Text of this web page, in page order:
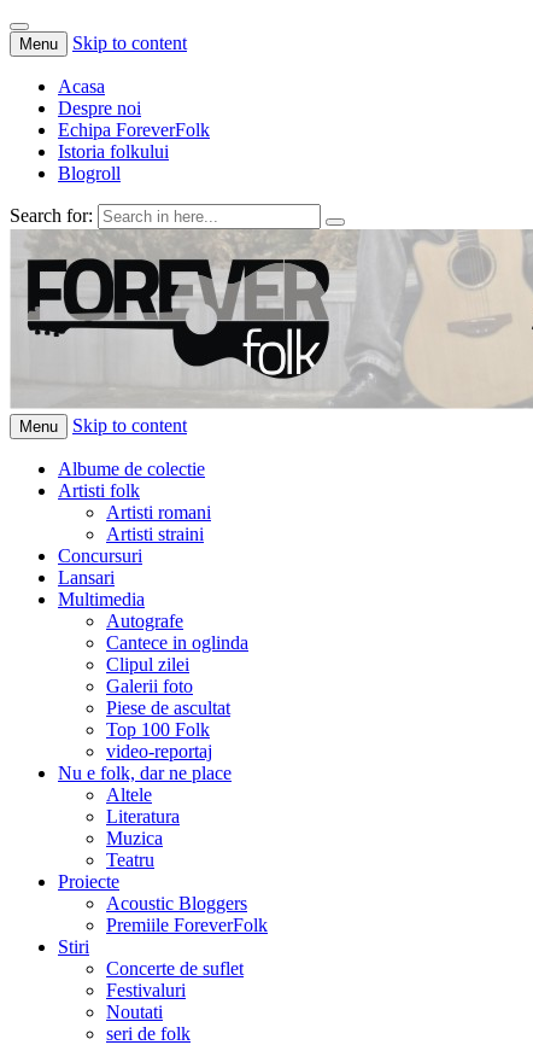
Menu Skip to content
Acasa
Despre noi
Echipa ForeverFolk
Istoria folkului
Blogroll
Search for:
ForeverFolk
Muzica sufletului tau
Menu Skip to content
Albume de colectie
Artisti folk
Artisti romani
Artisti straini
Concursuri
Lansari
Multimedia
Autografe
Cantece in oglinda
Clipul zilei
Galerii foto
Piese de ascultat
Top 100 Folk
video-reportaj
Nu e folk, dar ne place
Altele
Literatura
Muzica
Teatru
Proiecte
Acoustic Bloggers
Premiile ForeverFolk
Stiri
Concerte de suflet
Festivaluri
Noutati
seri de folk